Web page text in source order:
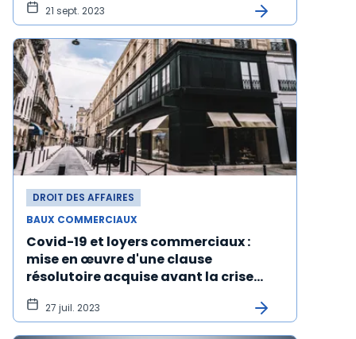
21 sept. 2023
DROIT DES AFFAIRES
BAUX COMMERCIAUX
Covid-19 et loyers commerciaux :
mise en œuvre d'une clause
résolutoire acquise avant la crise
sanitaire
27 juil. 2023